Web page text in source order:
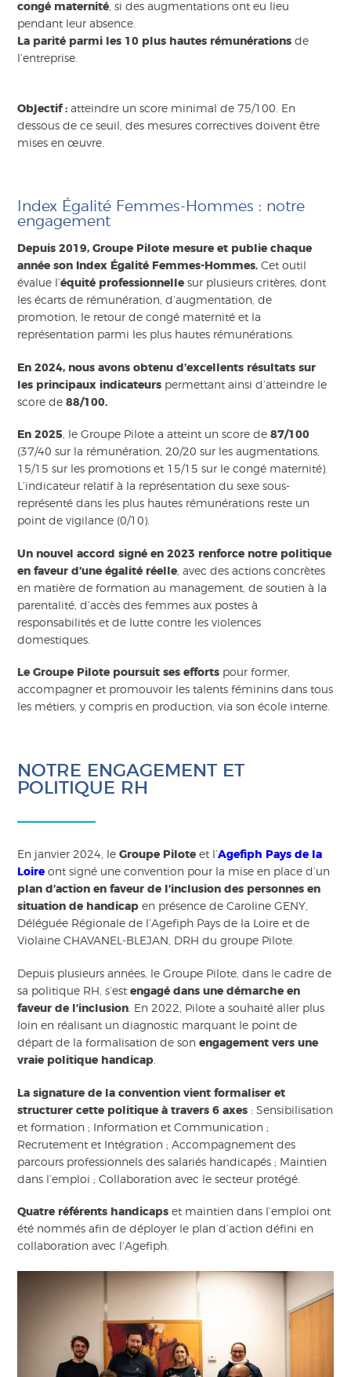
congé maternité, si des augmentations ont eu lieu
pendant leur absence.
La parité parmi les 10 plus hautes rémunérations de
l’entreprise.
Objectif : atteindre un score minimal de 75/100. En
dessous de ce seuil, des mesures correctives doivent être
mises en œuvre.
Index Égalité Femmes-Hommes : notre
engagement
Depuis 2019, Groupe Pilote mesure et publie chaque
année son Index Égalité Femmes-Hommes. Cet outil
évalue l’équité professionnelle sur plusieurs critères, dont
les écarts de rémunération, d’augmentation, de
promotion, le retour de congé maternité et la
représentation parmi les plus hautes rémunérations.
En 2024, nous avons obtenu d’excellents résultats sur
les principaux indicateurs permettant ainsi d’atteindre le
score de 88/100.
En 2025, le Groupe Pilote a atteint un score de87/100
(37/40 sur la rémunération, 20/20 sur les augmentations,
15/15 sur les promotions et 15/15 sur le congé maternité).
L’indicateur relatif à la représentation du sexe sous-
représenté dans les plus hautes rémunérations reste un
point de vigilance (0/10).
Un nouvel accord signé en 2023 renforce notre politique
en faveur d’une égalité réelle , avec des actions concrètes
en matière de formation au management, de soutien à la
parentalité, d’accès des femmes aux postes à
responsabilités et de lutte contre les violences
domestiques.
Le Groupe Pilote poursuit ses efforts pour former,
accompagner et promouvoir les talents féminins dans tous
les métiers, y compris en production, via son école interne.
NOTRE ENGAGEMENT ET
POLITIQUE RH
En janvier 2024, leGroupe Pilote et l’Agefiph Pays de la
Loireont signé une convention pour la mise en place d’un
plan d’action en faveur de l’inclusion des personnes en
situation de handicap en présence de Caroline GENY,
Déléguée Régionale de l’Agefiph Pays de la Loire et de
Violaine CHAVANEL-BLEJAN, DRH du groupe Pilote.
Depuis plusieurs années, le Groupe Pilote, dans le cadre de
sa politique RH, s’estengagé dans une démarche en
faveur de l’inclusion. En 2022, Pilote a souhaité aller plus
loin en réalisant un diagnostic marquant le point de
départ de la formalisation de sonengagement vers une
vraie politique handicap.
La signature de la convention vient formaliser et
structurer cette politique à travers 6 axes : Sensibilisation
et formation ; Information et Communication ;
Recrutement et Intégration ; Accompagnement des
parcours professionnels des salariés handicapés ; Maintien
dans l’emploi ; Collaboration avec le secteur protégé.
Quatre référents handicaps et maintien dans l’emploi ont
été nommés afin de déployer le plan d’action défini en
collaboration avec l’Agefiph.